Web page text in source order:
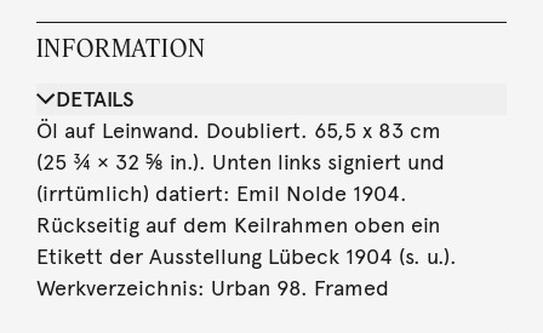
INFORMATION
DETAILS
Öl auf Leinwand. Doubliert. 65,5 x 83 cm
(25 ¾ × 32 ⅝ in.). Unten links signiert und
(irrtümlich) datiert: Emil Nolde 1904.
Rückseitig auf dem Keilrahmen oben ein
Etikett der Ausstellung Lübeck 1904 (s. u.).
Werkverzeichnis: Urban 98. Framed